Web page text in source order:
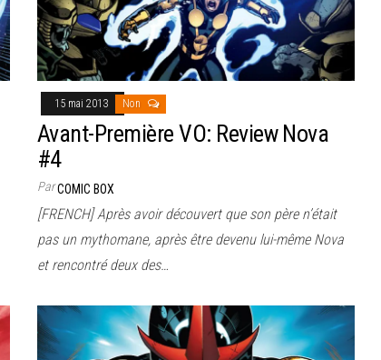
15 mai 2013 Non
Avant-Première VO: Review Nova
#4
ParCOMIC BOX
[FRENCH] Après avoir découvert que son père n’était
pas un mythomane, après être devenu lui-même Nova
et rencontré deux des…